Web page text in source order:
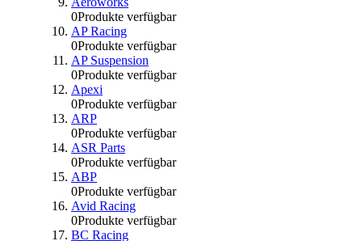
0Produkte verfügbar
AP Racing
0Produkte verfügbar
AP Suspension
0Produkte verfügbar
Apexi
0Produkte verfügbar
ARP
0Produkte verfügbar
ASR Parts
0Produkte verfügbar
ABP
0Produkte verfügbar
Avid Racing
0Produkte verfügbar
BC Racing